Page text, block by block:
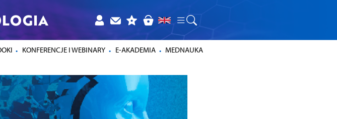
KONFERENCJE I WEBINARY E-AKADEMIA MEDNAUKA